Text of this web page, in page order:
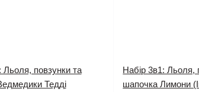
Льоля, повзунки та
Тедді
Набір 3в1: Льоля,
шапочка Лимони